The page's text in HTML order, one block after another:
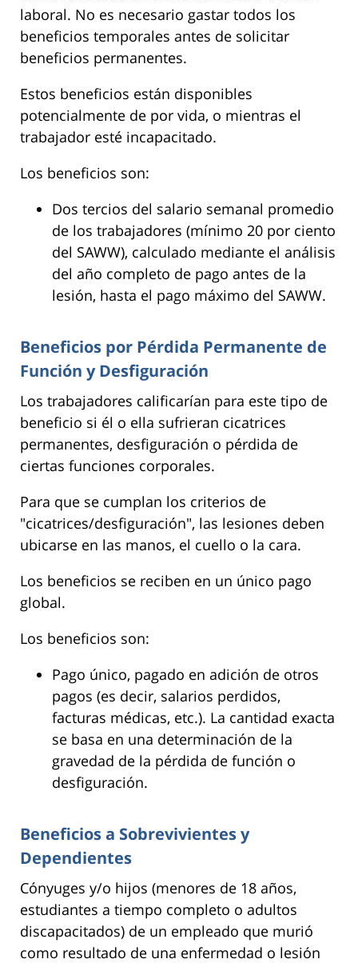
laboral. No es necesario gastar todos los
beneficios temporales antes de solicitar
beneficios permanentes.
Estos beneficios están disponibles
potencialmente de por vida, o mientras el
trabajador esté incapacitado.
Los beneficios son:
Dos tercios del salario semanal promedio
de los trabajadores (mínimo 20 por ciento
del SAWW), calculado mediante el análisis
del año completo de pago antes de la
lesión, hasta el pago máximo del SAWW.
Beneficios por Pérdida Permanente de
Función y Desfiguración
Los trabajadores calificarían para este tipo de
beneficio si él o ella sufrieran cicatrices
permanentes, desfiguración o pérdida de
ciertas funciones corporales.
Para que se cumplan los criterios de
"cicatrices/desfiguración", las lesiones deben
ubicarse en las manos, el cuello o la cara.
Los beneficios se reciben en un único pago
global.
Los beneficios son:
Pago único, pagado en adición de otros
pagos (es decir, salarios perdidos,
facturas médicas, etc.). La cantidad exacta
se basa en una determinación de la
gravedad de la pérdida de función o
desfiguración.
Beneficios a Sobrevivientes y
Dependientes
Cónyuges y/o hijos (menores de 18 años,
estudiantes a tiempo completo o adultos
discapacitados) de un empleado que murió
como resultado de una enfermedad o lesión